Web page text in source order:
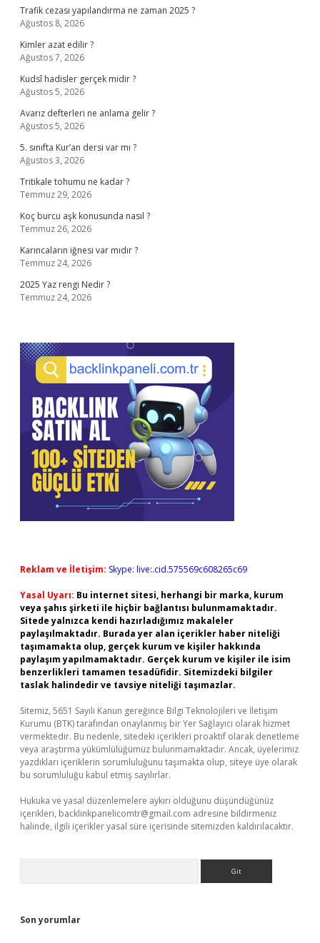
Trafik cezası yapılandırma ne zaman 2025 ?
Ağustos 8, 2026
Kimler azat edilir ?
Ağustos 7, 2026
Kudsî hadisler gerçek midir ?
Ağustos 5, 2026
Avarız defterleri ne anlama gelir ?
Ağustos 5, 2026
5. sınıfta Kur’an dersi var mı ?
Ağustos 3, 2026
Tritikale tohumu ne kadar ?
Temmuz 29, 2026
Koç burcu aşk konusunda nasıl ?
Temmuz 26, 2026
Karıncaların iğnesi var mıdır ?
Temmuz 24, 2026
2025 Yaz rengi Nedir ?
Temmuz 24, 2026
Reklam ve İletişim: Skype: live:.cid.575569c608265c69
Yasal Uyarı: Bu internet sitesi, herhangi bir marka, kurum
veya şahıs şirketi ile hiçbir bağlantısı bulunmamaktadır.
Sitede yalnızca kendi hazırladığımız makaleler
paylaşılmaktadır. Burada yer alan içerikler haber niteliği
taşımamakta olup, gerçek kurum ve kişiler hakkında
paylaşım yapılmamaktadır. Gerçek kurum ve kişiler ile isim
benzerlikleri tamamen tesadüfidir. Sitemizdeki bilgiler
taslak halindedir ve tavsiye niteliği taşımazlar.
Sitemiz, 5651 Sayılı Kanun gereğince Bilgi Teknolojileri ve İletişim
Kurumu (BTK) tarafından onaylanmış bir Yer Sağlayıcı olarak hizmet
vermektedir. Bu nedenle, sitedeki içerikleri proaktif olarak denetleme
veya araştırma yükümlülüğümüz bulunmamaktadır. Ancak, üyelerimiz
yazdıkları içeriklerin sorumluluğunu taşımakta olup, siteye üye olarak
bu sorumluluğu kabul etmiş sayılırlar.
Hukuka ve yasal düzenlemelere aykırı olduğunu düşündüğünüz
içerikleri, backlinkpanelicomtr@gmail.com adresine bildirmeniz
halinde, ilgili içerikler yasal süre içerisinde sitemizden kaldırılacaktır.
Son yorumlar